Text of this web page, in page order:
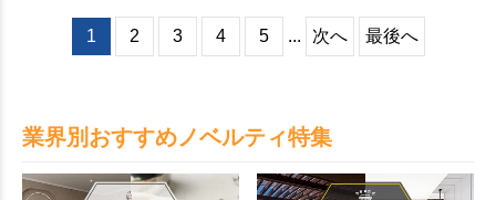
1 2 3 4 5 ... 次へ 最後へ
業界別おすすめノベルティ特集